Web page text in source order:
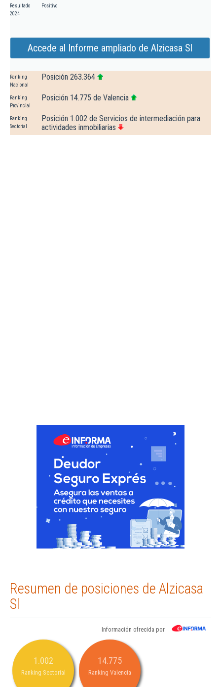
Resultado
2024
Positivo
Accede al Informe ampliado de Alzicasa Sl
Ranking
Nacional
Posición 263.364
Ranking
Provincial
Posición 14.775 de Valencia
Ranking
Sectorial
Posición 1.002 de Servicios de intermediación para
actividades inmobiliarias
Resumen de posiciones de Alzicasa
Sl
Información ofrecida por
1.002
Ranking Sectorial
14.775
Ranking Valencia